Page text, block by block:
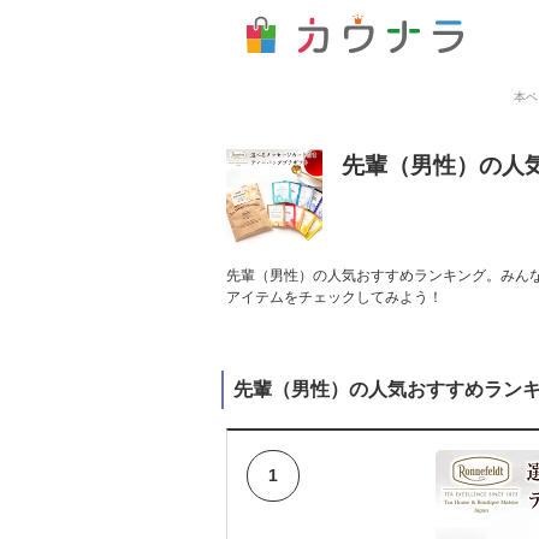
本
先輩（男性）の人
先輩（男性）の人気おすすめランキング。み
アイテムをチェックしてみよう！
先輩（男性）の人気おすすめラン
1